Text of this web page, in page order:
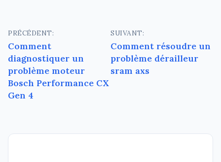
Navigation
de
l’article
PRÉCÉDENT:
Comment
diagnostiquer un
problème moteur
Bosch Performance CX
Gen 4
SUIVANT:
Comment résoudre un
problème dérailleur
sram axs